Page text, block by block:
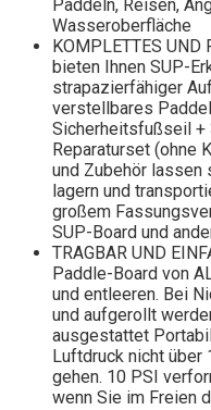
Paddeln, Reisen,
Wasseroberfläche
KOMPLETTES UND
bieten Ihnen SUP-
strapazierfähiger
verstellbares
Sicherheitsfußseil +
Reparaturset (ohne
und Zubehör lassen
lagern und
großem
SUP-Board und
TRAGBAR UND
Paddle-Board von
und entleeren. Bei
und aufgerollt
ausgestattet
Luftdruck nicht
gehen. 10 PSI
wenn Sie im Freien